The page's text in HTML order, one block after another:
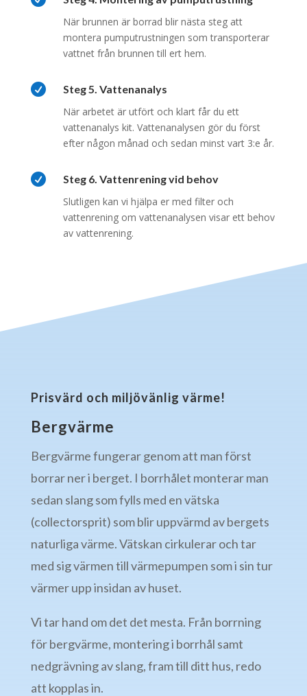
När brunnen är borrad blir nästa steg att
montera pumputrustningen som transporterar
vattnet från brunnen till ert hem.

Steg 5. Vattenanalys
När arbetet är utfört och klart får du ett
vattenanalys kit. Vattenanalysen gör du först
efter någon månad och sedan minst vart 3:e år.

Steg 6. Vattenrening vid behov
Slutligen kan vi hjälpa er med filter och
vattenrening om vattenanalysen visar ett behov
av vattenrening.
Prisvärd och miljövänlig värme!
Bergvärme
Bergvärme fungerar genom att man först
borrar ner i berget. I borrhålet monterar man
sedan slang som fylls med en vätska
(collectorsprit) som blir uppvärmd av bergets
naturliga värme. Vätskan cirkulerar och tar
med sig värmen till värmepumpen som i sin tur
värmer upp insidan av huset.
Vi tar hand om det det mesta. Från borrning
för bergvärme, montering i borrhål samt
nedgrävning av slang, fram till ditt hus, redo
att kopplas in.